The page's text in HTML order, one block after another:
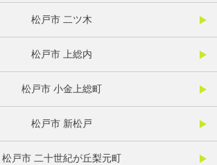
松戸市 二ツ木
松戸市 上総内
松戸市 小金上総町
松戸市 新松戸
松戸市 二十世紀が丘梨元町